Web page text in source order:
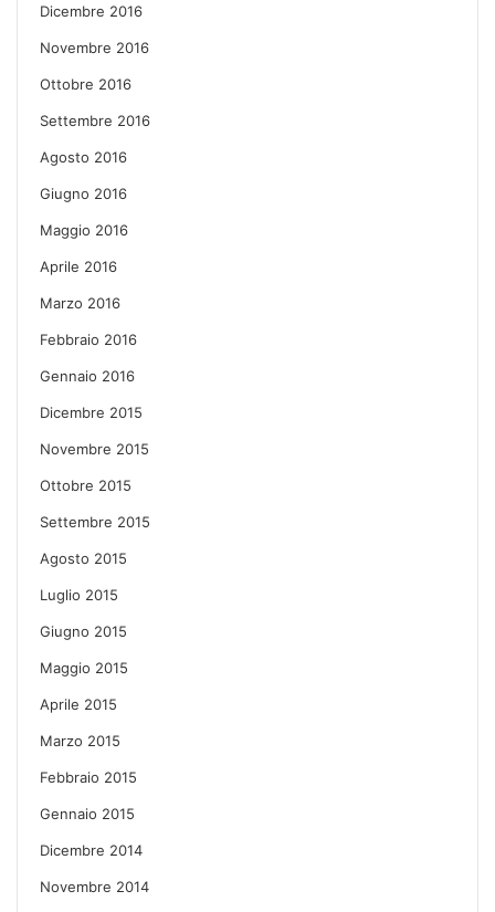
Dicembre 2016
Novembre 2016
Ottobre 2016
Settembre 2016
Agosto 2016
Giugno 2016
Maggio 2016
Aprile 2016
Marzo 2016
Febbraio 2016
Gennaio 2016
Dicembre 2015
Novembre 2015
Ottobre 2015
Settembre 2015
Agosto 2015
Luglio 2015
Giugno 2015
Maggio 2015
Aprile 2015
Marzo 2015
Febbraio 2015
Gennaio 2015
Dicembre 2014
Novembre 2014